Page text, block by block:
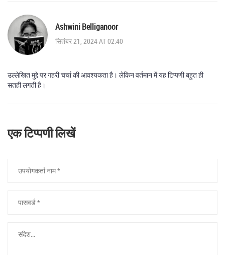
Ashwini Belliganoor
सितंबर 21, 2024 AT 02:40
उल्लेखित मुद्दे पर गहरी चर्चा की आवश्यकता है। लेकिन वर्तमान में यह टिप्पणी बहुत ही
सतही लगती है।
एक टिप्पणी लिखें